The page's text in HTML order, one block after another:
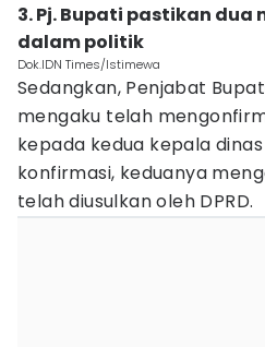
3. Pj. Bupati pastikan dua
dalam politik
Dok.IDN Times/Istimewa
Sedangkan, Penjabat
mengaku telah
kepada kedua kepala
konfirmasi, keduanya
telah diusulkan oleh DPRD.